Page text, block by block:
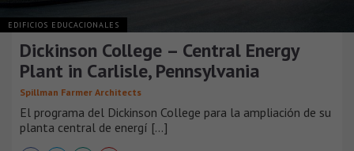
EDIFICIOS EDUCACIONALES
Dickinson College – Central Energy
Plant in Carlisle, Pennsylvania
Spillman Farmer Architects
El programa del Dickinson College para la ampliación de su
planta central de energí [...]